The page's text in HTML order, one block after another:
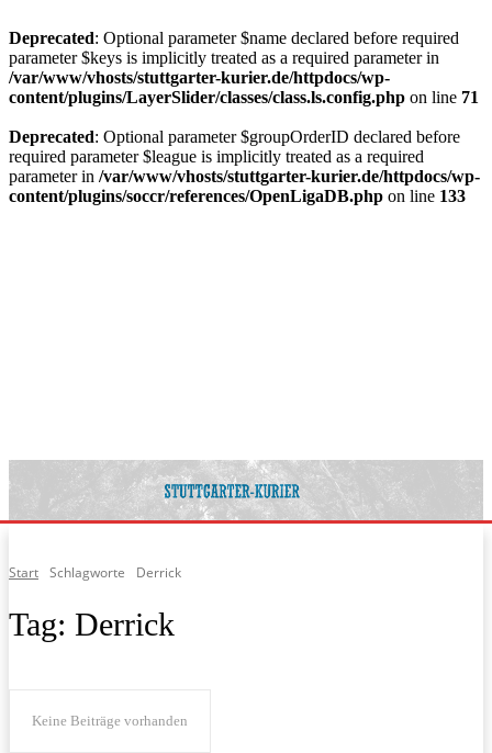
Deprecated: Optional parameter $name declared before required
parameter $keys is implicitly treated as a required parameter in
/var/www/vhosts/stuttgarter-kurier.de/httpdocs/wp-
content/plugins/LayerSlider/classes/class.ls.config.php on line 71
Deprecated: Optional parameter $groupOrderID declared before
required parameter $league is implicitly treated as a required
parameter in /var/www/vhosts/stuttgarter-kurier.de/httpdocs/wp-
content/plugins/soccr/references/OpenLigaDB.php on line 133
Start Schlagworte Derrick
Tag: Derrick
Keine Beiträge vorhanden